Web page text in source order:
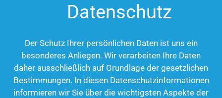
Datenschutz
Der Schutz Ihrer persönlichen Daten ist uns ein
besonderes Anliegen. Wir verarbeiten Ihre Daten
daher ausschließlich auf Grundlage der gesetzlichen
Bestimmungen. In diesen Datenschutzinformationen
informieren wir Sie über die wichtigsten Aspekte der